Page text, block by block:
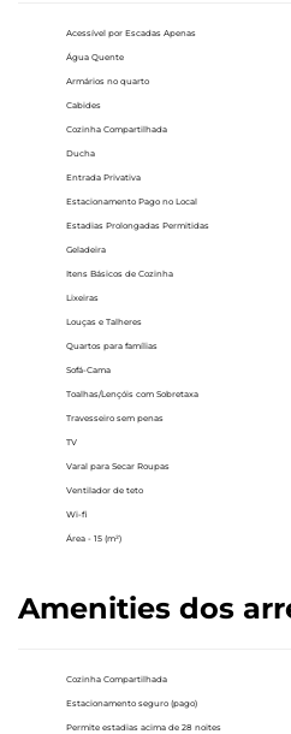
Acessível por Escadas Apenas
Água Quente
Armários no quarto
Cabides
Cozinha Compartilhada
Ducha
Entrada Privativa
Estacionamento Pago no Local
Estadias Prolongadas Permitidas
Geladeira
Itens Básicos de Cozinha
Lixeiras
Louças e Talheres
Quartos para famílias
Sofá-Cama
Toalhas/Lençóis com Sobretaxa
Travesseiro sem penas
TV
Varal para Secar Roupas
Ventilador de teto
Wi-fi
Área - 15 (m²)
Amenities dos
Cozinha Compartilhada
Estacionamento seguro (pago)
Permite estadias acima de 28 noites